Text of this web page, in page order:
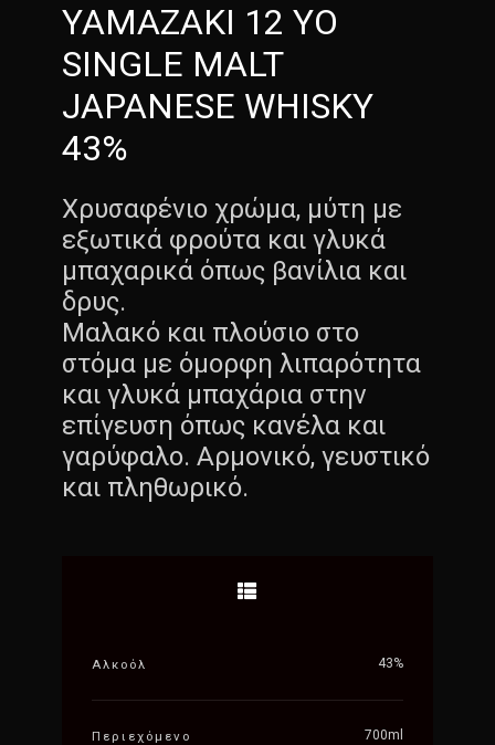
YAMAZAKI 12 YO
SINGLE MALT
JAPANESE WHISKY
43%
Χρυσαφένιο χρώμα, μύτη με
εξωτικά φρούτα και γλυκά
μπαχαρικά όπως βανίλια και
δρυς.
Μαλακό και πλούσιο στο
στόμα με όμορφη λιπαρότητα
και γλυκά μπαχάρια στην
επίγευση όπως κανέλα και
γαρύφαλο. Αρμονικό, γευστικό
και πληθωρικό.
Αλκοόλ 43%
Περιεχόμενο 700ml